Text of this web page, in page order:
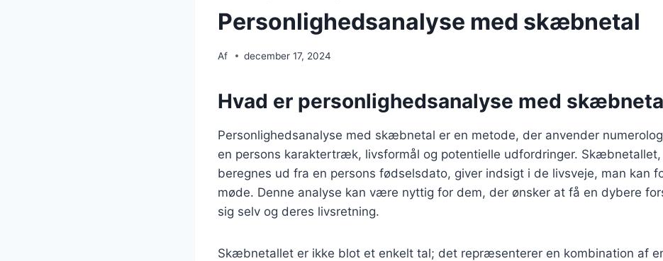
Personlighedsanalyse med skæbnetal
Af december 17, 2024
Hvad er personlighedsanalyse med
Personlighedsanalyse med skæbnetal er en metode, der anvender
en persons karaktertræk, livsformål og potentielle udfordringer. Skæbnetallet,
beregnes ud fra en persons fødselsdato, giver indsigt i de livsveje, man kan
møde. Denne analyse kan være nyttig for dem, der ønsker at få en dybere
sig selv og deres livsretning.
Skæbnetallet er ikke blot et enkelt tal; det repræsenterer en kombination af